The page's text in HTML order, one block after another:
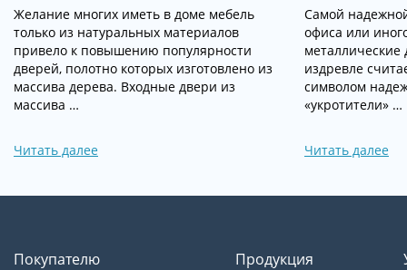
Желание многих иметь в доме мебель
только из натуральных материалов
привело к повышению популярности
дверей, полотно которых изготовлено из
массива дерева. Входные двери из
массива …
Читать далее
Самой
офиса или
металлические
издревле
символом
«укротители» …
Читать далее
Покупателю Продукция